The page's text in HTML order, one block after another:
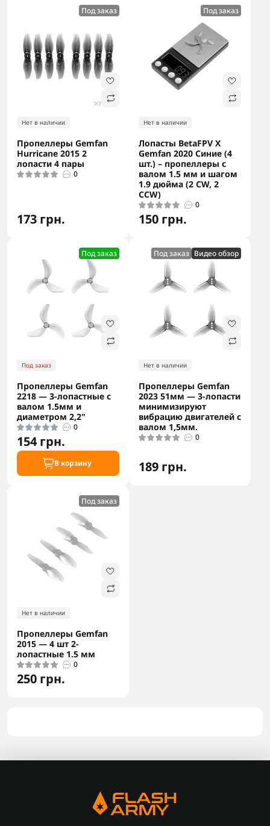
Под заказ
Нет в наличии
Пропеллеры Gemfan
Hurricane 2015 2
лопасти 4 пары
0
173 грн.
Под заказ
Нет в наличии
Лопасты BetaFPV X
Gemfan 2020 Синие (4
шт.) – пропеллеры с
валом 1.5 мм и шагом
1.9 дюйма (2 CW, 2
CCW)
0
150 грн.
Под заказ
Под заказ
Пропеллеры Gemfan
2218 — 3-лопастные с
валом 1.5мм и
диаметром 2,2"
0
154 грн.
В корзину
Под заказ Видео обзор
Нет в наличии
Пропеллеры Gemfan
2023 51мм — 3-лопасти
минимизируют
вибрацию двигателей с
валом 1,5мм.
0
189 грн.
Под заказ
Нет в наличии
Пропеллеры Gemfan
2015 — 4 шт 2-
лопастные 1.5 мм
0
250 грн.